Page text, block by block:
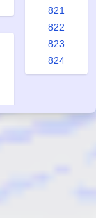
821
822
823
824
825